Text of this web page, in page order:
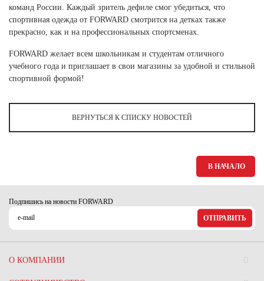
Хакасия (1)
Ханты-Мансийский автономный округ (3)
Ямало-Ненецкий автономный округ (1)
Ярославская область (1)
команд России. Каждый зритель дефиле смог убедиться, что
спортивная одежда от FORWARD смотрится на детках также
прекрасно, как и на профессиональных спортсменах.
FORWARD желает всем школьникам и студентам отличного
учебного года и приглашает в свои магазины за удобной и стильной
спортивной формой!
ВЕРНУТЬСЯ К СПИСКУ НОВОСТЕЙ
В НАЧАЛО
Подпишись на новости FORWARD
ОТПРАВИТЬ
О КОМПАНИИ